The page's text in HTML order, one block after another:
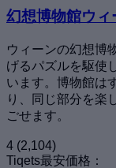
幻想博物館ウィ
ウィーンの幻想博
げるパズルを駆使
います。博物館は
り、同じ部分を楽
ごせます。
4 (2,104)
Tiqets最安価格：